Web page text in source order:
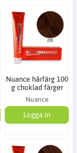
Nuance hårfärg 100
g choklad färger
Nuance
Logga in